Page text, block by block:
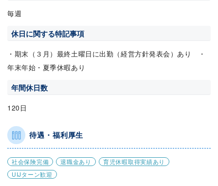
毎週
休日に関する特記事項
・期末（３月）最終土曜日に出勤（経営方針発表会）あり ・
年末年始・夏季休暇あり
年間休日数
120日
待遇・福利厚生
社会保険完備 退職金あり
育児休暇取得実績あり
UIJターン歓迎